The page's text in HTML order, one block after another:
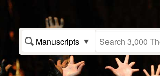
Manuscripts